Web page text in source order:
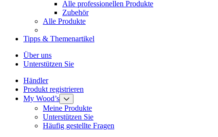
Alle professionellen Produkte
Zubehör
Alle Produkte
Tipps & Themenartikel
Über uns
Unterstützen Sie
Händler
Produkt registrieren
My Wood’s
Meine Produkte
Unterstützen Sie
Häufig gestellte Fragen